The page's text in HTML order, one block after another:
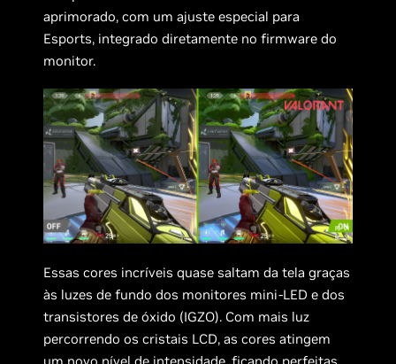
aprimorado, com um ajuste especial para
Esports, integrado diretamente no firmware do
monitor.
Essas cores incríveis quase saltam da tela graças
às luzes de fundo dos monitores mini-LED e dos
transistores de óxido (IGZO). Com mais luz
percorrendo os cristais LCD, as cores atingem